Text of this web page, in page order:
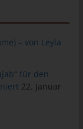
– von Leyla
für den
22. Januar
ID
dieser
die ohne
und Angebote
optimiert